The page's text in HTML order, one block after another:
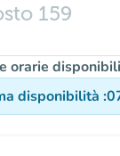
159
orarie
disponibilità :